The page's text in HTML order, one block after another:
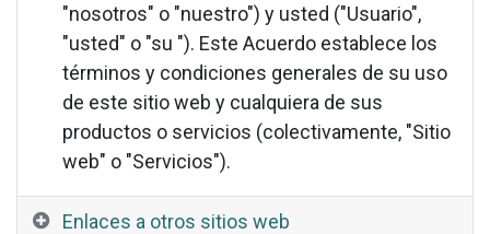
"nosotros" o "nuestro") y usted ("Usuario",
"usted" o "su "). Este Acuerdo establece los
términos y condiciones generales de su uso
de este sitio web y cualquiera de sus
productos o servicios (colectivamente, "Sitio
web" o "Servicios").
Enlaces a otros sitios web